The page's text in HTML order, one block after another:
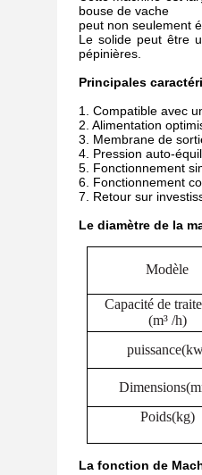
bouse de vache
peut non seulement
Le solide peut être
pépinières.
Principales
1. Compatible avec
2. Alimentation
3. Membrane de
4. Pression auto-
5. Fonctionnement
6. Fonctionnement
7. Retour sur
Le diamètre de la
Modèle
Capacité de
(m³ /h)
Poids(kg)
La fonction de